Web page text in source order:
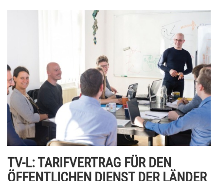
TV-L: TARIFVERTRAG FÜR DEN
ÖFFENTLICHEN DIENST DER LÄNDER